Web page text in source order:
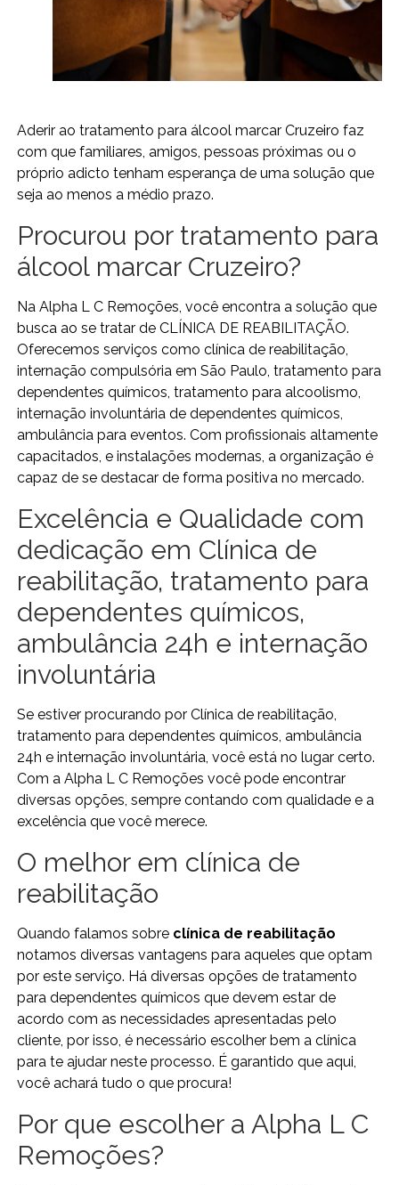
Aderir ao tratamento para álcool marcar Cruzeiro faz
com que familiares, amigos, pessoas próximas ou o
próprio adicto tenham esperança de uma solução que
seja ao menos a médio prazo.
Procurou por tratamento para
álcool marcar Cruzeiro?
Na Alpha L C Remoções, você encontra a solução que
busca ao se tratar de CLÍNICA DE REABILITAÇÃO.
Oferecemos serviços como clínica de reabilitação,
internação compulsória em São Paulo, tratamento para
dependentes químicos, tratamento para alcoolismo,
internação involuntária de dependentes químicos,
ambulância para eventos. Com profissionais altamente
capacitados, e instalações modernas, a organização é
capaz de se destacar de forma positiva no mercado.
Excelência e Qualidade com
dedicação em Clínica de
reabilitação, tratamento para
dependentes químicos,
ambulância 24h e internação
involuntária
Se estiver procurando por Clínica de reabilitação,
tratamento para dependentes químicos, ambulância
24h e internação involuntária, você está no lugar certo.
Com a Alpha L C Remoções você pode encontrar
diversas opções, sempre contando com qualidade e a
excelência que você merece.
O melhor em clínica de
reabilitação
Quando falamos sobre clínica de reabilitação
notamos diversas vantagens para aqueles que optam
por este serviço. Há diversas opções de tratamento
para dependentes químicos que devem estar de
acordo com as necessidades apresentadas pelo
cliente, por isso, é necessário escolher bem a clínica
para te ajudar neste processo. É garantido que aqui,
você achará tudo o que procura!
Por que escolher a Alpha L C
Remoções?